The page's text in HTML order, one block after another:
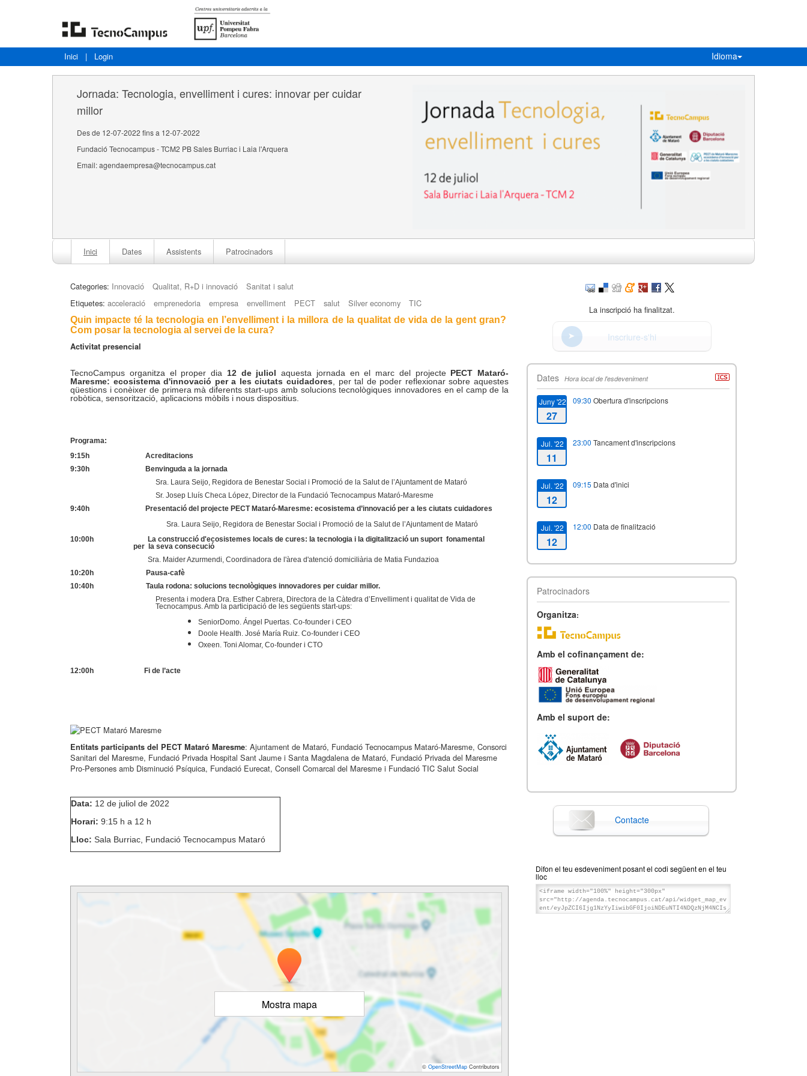
Inici | Login Idioma
Jornada: Tecnologia, envelliment i cures: innovar per cuidar
millor
Des de 12-07-2022 fins a 12-07-2022
Fundació Tecnocampus - TCM2 PB Sales Burriac i Laia l'Arquera
Email: agendaempresa@tecnocampus.cat
Inici Dates Assistents Patrocinadors
Categories: Innovació Qualitat, R+D i innovació
Sanitat i salut
Etiquetes: acceleració emprenedoria empresa envelliment PECT salut Silver economy TIC
Quin impacte té la tecnologia en l’envelliment i la millora de la qualitat de vida de la gent gran?
Com posar la tecnologia al servei de la cura?
Activitat presencial
TecnoCampus organitza el proper dia 12 de juliol aquesta jornada en el marc del projecte PECT Mataró-
Maresme: ecosistema d'innovació per a les ciutats cuidadores , per tal de poder reflexionar sobre aquestes
qüestions i conèixer de primera mà diferents start-ups amb solucions tecnològiques innovadores en el camp de la
robòtica, sensorització, aplicacions mòbils i nous dispositius.
Programa:
9:15h Acreditacions
9:30h Benvinguda a la jornada
Sra. Laura Seijo, Regidora de Benestar Social i Promoció de la Salut de l’Ajuntament de Mataró
Sr. Josep Lluís Checa López, Director de la Fundació Tecnocampus Mataró-Maresme
9:40h Presentació del projecte PECT Mataró-Maresme: ecosistema d’innovació per a les ciutats cuidadores
Sra. Laura Seijo, Regidora de Benestar Social i Promoció de la Salut de l’Ajuntament de Mataró
10:00h La construcció d'ecosistemes locals de cures: la tecnologia i la digitalització un suport fonamental
per la seva consecució
Sra. Maider Azurmendi, Coordinadora de l'àrea d'atenció domiciliària de Matia Fundazioa
10:20h Pausa-cafè
10:40h Taula rodona: solucions tecnològiques innovadores per cuidar millor.
Presenta i modera Dra. Esther Cabrera, Directora de la Càtedra d’Envelliment i qualitat de Vida de
Tecnocampus. Amb la participació de les següents start-ups:
SeniorDomo. Ángel Puertas. Co-founder i CEO
Doole Health. José María Ruiz. Co-founder i CEO
Oxeen. Toni Alomar, Co-founder i CTO
12:00h Fi de l’acte
Entitats participants del PECT Mataró Maresme: Ajuntament de Mataró, Fundació Tecnocampus Mataró-Maresme, Consorci
Sanitari del Maresme, Fundació Privada Hospital Sant Jaume i Santa Magdalena de Mataró, Fundació Privada del Maresme
Pro‐Persones amb Disminució Psíquica, Fundació Eurecat, Consell Comarcal del Maresme i Fundació TIC Salut Social
Data: 12 de juliol de 2022
Horari: 9:15 h a 12 h
Lloc: Sala Burriac, Fundació Tecnocampus Mataró
Mostra mapa
© OpenStreetMap Contributors
La inscripció ha finalitzat.
Inscriure-s'hi
Dates Hora local de l'esdeveniment
Juny '22
27
09:30 Obertura d'inscripcions
Jul. '22
11
23:00 Tancament d'inscripcions
Jul. '22
12
09:15 Data d'inici
Jul. '22
12
12:00 Data de finalització
Patrocinadors
Organitza:
Amb el cofinançament de:
Amb el suport de:
Contacte
Difon el teu esdeveniment posant el codi següent en el teu
lloc